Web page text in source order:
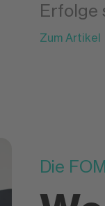
Erfolge
Zum Artikel
Die